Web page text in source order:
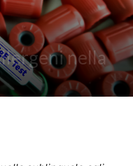
nella